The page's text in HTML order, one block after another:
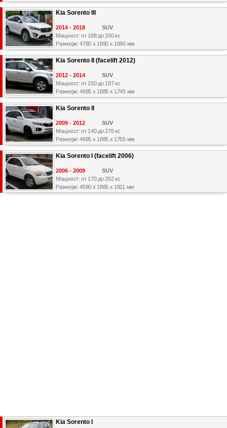
Kia Sorento III
2014 - 2018
SUV
Мощност: от 188 до 200 кс
Размери: 4780 x 1890 x 1690 мм
Kia Sorento II (facelift 2012)
2012 - 2014
SUV
Мощност: от 150 до 197 кс
Размери: 4685 x 1885 x 1745 мм
Kia Sorento II
2009 - 2012
SUV
Мощност: от 140 до 276 кс
Размери: 4685 x 1885 x 1755 мм
Kia Sorento I (facelift 2006)
2006 - 2009
SUV
Мощност: от 170 до 262 кс
Размери: 4590 x 1865 x 1811 мм
Kia Sorento I